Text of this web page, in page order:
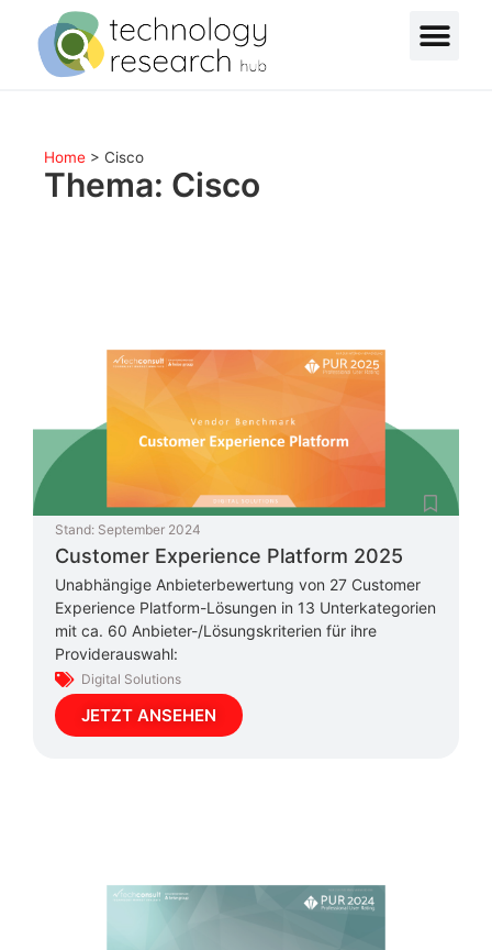
Home > Cisco
Thema: Cisco
Stand: September 2024
Customer Experience Platform 2025
Unabhängige Anbieterbewertung von 27 Customer
Experience Platform-Lösungen in 13 Unterkategorien
mit ca. 60 Anbieter-/Lösungskriterien für ihre
Providerauswahl:
Digital Solutions
JETZT ANSEHEN